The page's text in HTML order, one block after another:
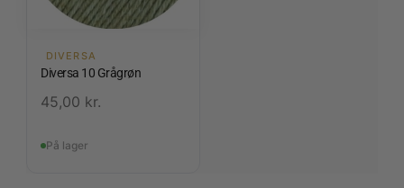
DIVERSA
Diversa 10 Grågrøn
45,00 kr.
På lager